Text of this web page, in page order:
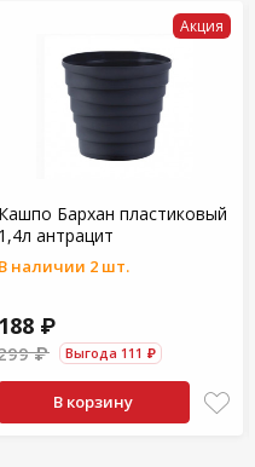
Акция
Кашпо Бархан пластиковый
1,4л антрацит
В наличии 2 шт.
188 ₽
₽ Выгода 111 ₽
В корзину